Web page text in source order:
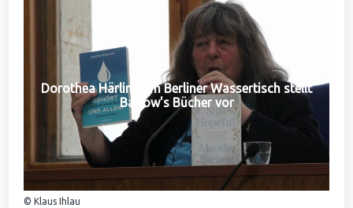
Dorothea Härlin vom Berliner Wassertisch stellt
Barlow's Bücher vor
© Klaus Ihlau